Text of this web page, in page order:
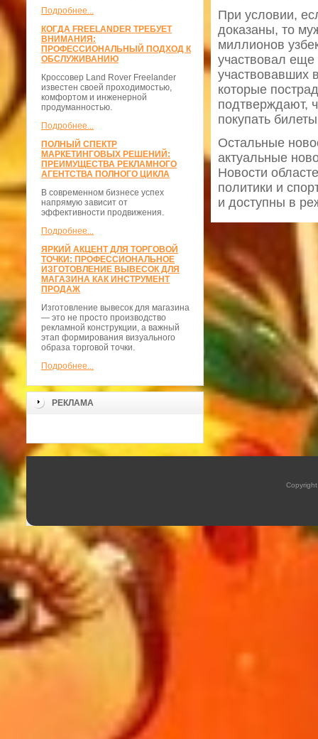
Подробнее...
КОГДА FREELANDER ТРЕБУЕТ
ВНИМАНИЯ:
ПРОФЕССИОНАЛЬНЫЙ ПОДХОД К
ОБСЛУЖИВАНИЮ
Кроссовер Land Rover Freelander
известен своей проходимостью,
комфортом и инженерной
продуманностью.
Подробнее...
ПОЛНЫЙ СПЕКТР
МАРКЕТИНГОВЫХ РЕШЕНИЙ:
ПРЕИМУЩЕСТВА РЕКЛАМНОГО
АГЕНТСТВА ПОЛНОГО ЦИКЛА
В современном бизнесе успех
напрямую зависит от
эффективности продвижения.
Подробнее...
ЯРКИЙ АКЦЕНТ ДЛЯ ТОРГОВОЙ
ТОЧКИ: ПРОФЕССИОНАЛЬНОЕ
ИЗГОТОВЛЕНИЕ ВЫВЕСОК ДЛЯ
МАГАЗИНА КАК ИНСТРУМЕНТ
ПРОДАЖ
Изготовление вывесок для магазина
— это не просто производство
рекламной конструкции, а важный
этап формирования визуального
образа торговой точки.
Подробнее...
РЕКЛАМА
При условии,
доказаны, то
миллионов
участвовал
участвовавших
которые
подтверждают,
покупать
Остальные
актуальные
Новости
политики и
и доступны в